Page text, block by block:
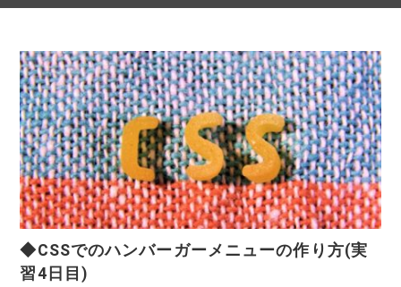
◆CSSでのハンバーガーメニューの作り方(実
習4日目)